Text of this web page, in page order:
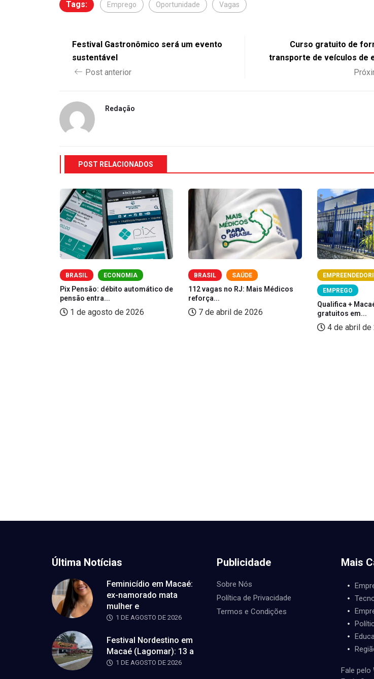
Tags: Emprego Oportunidade Vagas
Festival Gastronômico será um evento
sustentável
Post anterior
Curso gratuito de
transporte de veículos de
Redação
POST RELACIONADOS
BRASIL ECONOMIA
Pix Pensão: débito automático de
pensão entra...
1 de agosto de 2026
BRASIL SAÚDE
112 vagas no RJ: Mais Médicos
reforça...
7 de abril de 2026
EMPREGO
Qualifica +
gratuitos em...
4 de abril de
Última Notícias
Feminicídio em Macaé:
ex-namorado mata
mulher e
1 DE AGOSTO DE 2026
Festival Nordestino em
Macaé (Lagomar): 13 a
1 DE AGOSTO DE 2026
Publicidade
Sobre Nós
Política de Privacidade
Termos e Condições
Mais
Fale pelo